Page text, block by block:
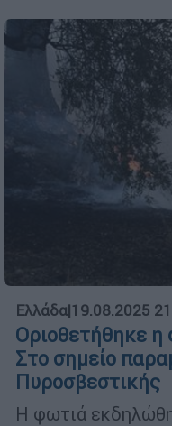
Ελλάδα|19.08.2025
Οριοθετήθηκε
Στο σημείο
Πυροσβεστικής
Η φωτιά